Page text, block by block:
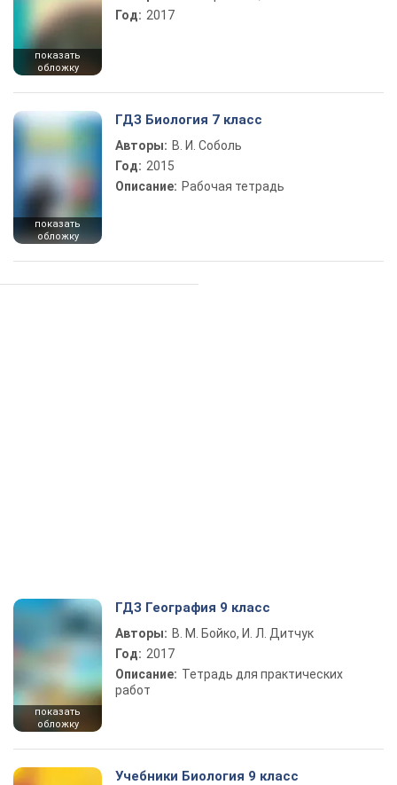
показать
обложку
Год: 2017
показать
обложку
ГДЗ Биология 7 класс
Авторы: В. И. Соболь
Год: 2015
Описание: Рабочая тетрадь
показать
обложку
ГДЗ География 9 класс
Авторы: В. М. Бойко, И. Л. Дитчук
Год: 2017
Описание: Тетрадь для практических
работ
Учебники Биология 9 класс